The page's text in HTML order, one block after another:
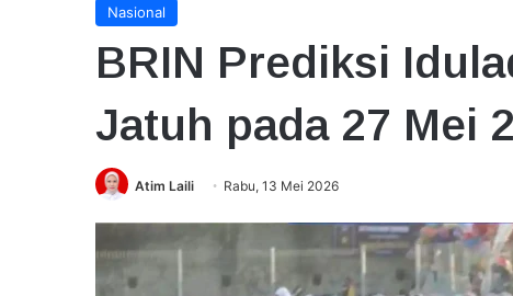
Nasional
BRIN Prediksi
Jatuh pada 27 Mei
Atim Laili Rabu, 13 Mei 2026